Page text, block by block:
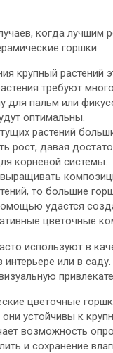
когда лучшим
горшки:
крупный растений
требуют
для пальм или
оптимальны.
растений
рост, давая
корневой системы.
выращивать
то большие
удастся
цветочные
используют в
или в саду.
цветочные
устойчивы к
возможность
и сохранение